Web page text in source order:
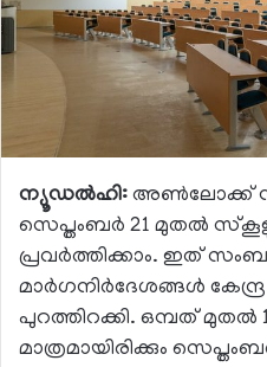
ന്യൂഡല്‍ഹി: അണ്‍ലോക്ക്
സെപ്തംബര്‍ 21 മുതല്‍
പ്രവര്‍ത്തിക്കാം. ഇത്
മാര്‍ഗനിര്‍ദേശങ്ങള്‍
പുറത്തിറക്കി. ഒമ്പത്
മാത്രമായിരിക്കും